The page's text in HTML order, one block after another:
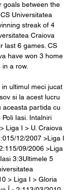
goals between the
Universitatea
streak of 4
Craiova
last 6 games. CS
have won 3 home
in a row.
ultimul meci jucat
si la acest lucru
aceasta partida cu
Iasi. Intalniri
Liga I > U. Craiova
12/2007 >Liga I
09/2006 >Liga
3:3Ultimele 5
> Liga I > Gloria